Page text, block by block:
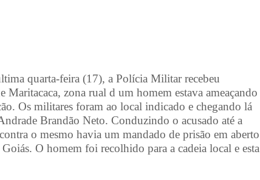
quarta-feira (17), a Polícia Militar recebeu
Maritacaca, zona rual d um homem estava ameaçando
Os militares foram ao local indicado e chegando lá
Brandão Neto. Conduzindo o acusado até a
o mesmo havia um mandado de prisão em aberto
O homem foi recolhido para a cadeia local e esta